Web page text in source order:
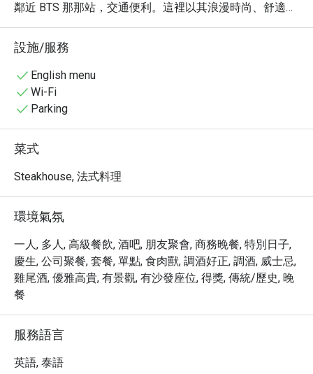
鄰近 BTS 那那站，交通便利。這裡以其浪漫時尚、舒適高
雅的氛圍而聞名，是享用晚餐或獨享美食的理想之選。憑
藉 4.6 的高分評價和眾多旅客好評，餐廳以其米其林級的
用餐體驗、迷人的窗邊景致和精緻菜餚脫穎而出。
・品嚐頂級和牛牛排、鮮甜龍蝦、經典凱薩沙拉及香濃松
露馬鈴薯泥等招牌美食，搭配一系列精心調製的烈酒、葡
萄酒與雞尾酒，盡享極致味蕾饗宴。餐廳提供全套酒吧服
・透過 Eatigo 預訂 Rib Room & Bar Steakhouse，獨享最
高 5 折優惠，輕鬆規劃您的頂級用餐體驗。
設施/服務
English menu
Wi-Fi
Parking
菜式
Steakhouse, 法式料理
環境氣氛
一人, 多人, 高級餐飲, 酒吧, 朋友聚會, 商務晚餐, 特別日子,
慶生, 公司聚餐, 套餐, 單點, 食肉獸, 調酒好正, 調酒, 威士忌,
雞尾酒, 優雅高貴, 有景觀, 有沙發座位, 得獎, 傳統/歷史, 晚
餐
服務語言
英語, 泰語